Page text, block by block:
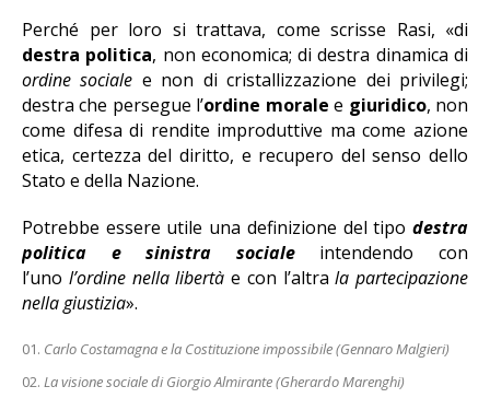
Perché per loro si trattava, come scrisse Rasi, «di
destra politica, non economica; di destra dinamica di
ordine sociale e non di cristallizzazione dei privilegi;
destra che persegue l’ordine morale e giuridico, non
come difesa di rendite improduttive ma come azione
etica, certezza del diritto, e recupero del senso dello
Stato e della Nazione.
Potrebbe essere utile una definizione del tipo destra
politica e sinistra socialeintendendo con
l’uno l’ordine nella libertà e con l’altrala partecipazione
nella giustizia».
Carlo Costamagna e la Costituzione impossibile (Gennaro Malgieri)
La visione sociale di Giorgio Almirante (Gherardo Marenghi)